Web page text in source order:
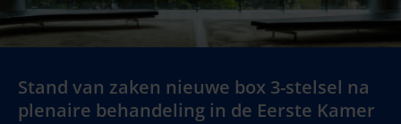
Stand van zaken nieuwe box 3-stelsel na
plenaire behandeling in de Eerste Kamer